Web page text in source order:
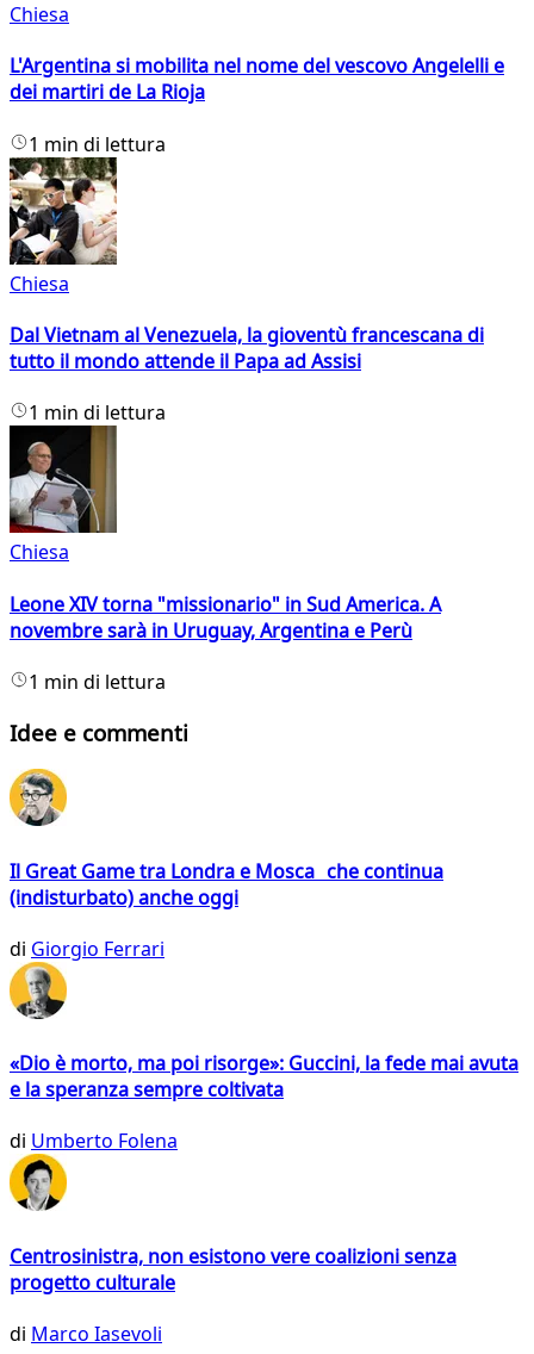
Chiesa
L'Argentina si mobilita nel nome del vescovo Angelelli e
dei martiri de La Rioja
1 min di lettura
Chiesa
Dal Vietnam al Venezuela, la gioventù francescana di
tutto il mondo attende il Papa ad Assisi
1 min di lettura
Chiesa
Leone XIV torna "missionario" in Sud America. A
novembre sarà in Uruguay, Argentina e Perù
1 min di lettura
Idee e commenti
Il Great Game tra Londra e Mosca che continua
(indisturbato) anche oggi
di Giorgio Ferrari
«Dio è morto, ma poi risorge»: Guccini, la fede mai avuta
e la speranza sempre coltivata
di Umberto Folena
Centrosinistra, non esistono vere coalizioni senza
progetto culturale
di Marco Iasevoli